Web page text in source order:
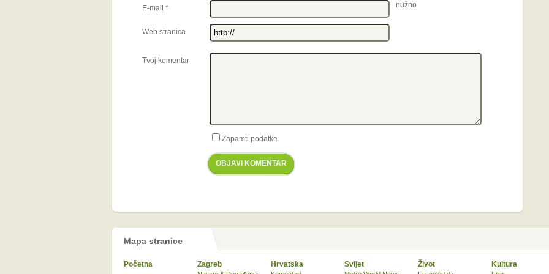
E-mail * nužno
Web stranica
Tvoj komentar
Zapamti podatke
OBJAVI KOMENTAR
Mapa stranice
Početna Zagreb Hrvatska Svijet Život Kultura